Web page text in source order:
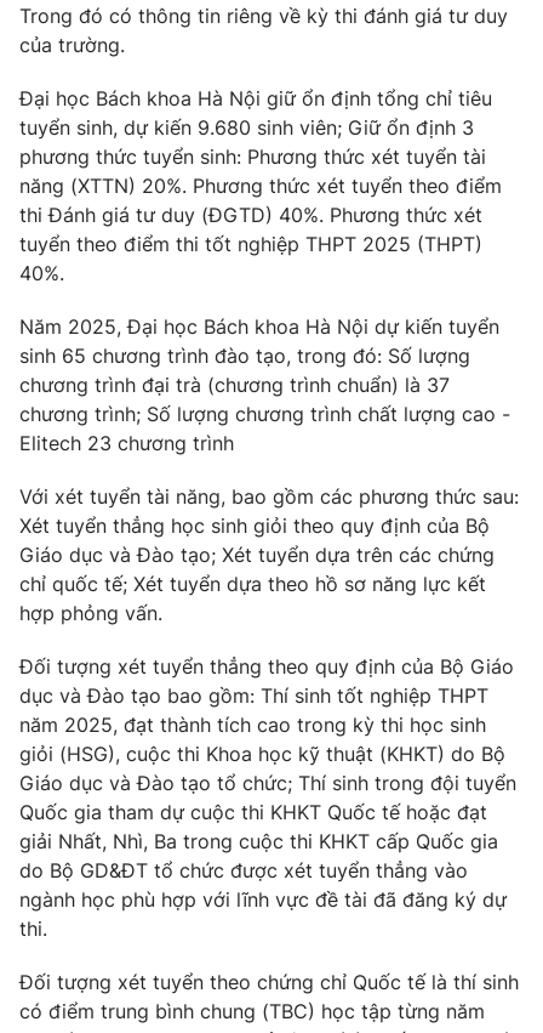
Phim VTV
Nhân vật
Khán giả
Giải sao mai
Giải trí
Điện ảnh
Âm nhạc
Sao
Đời sống
Du lịch
Làm đẹp
Chất lượng cuộc sống
Giáo dục
Tuyển sinh
Học trực tuyến
Công nghệ
Sản phẩm
Thị trường
Tư vấn
Giao lưu trực tuyến
Lịch phát sóng
Chuyên mục khác
Emagazine Podcast
Photo
Video Shorts video
VTV Money VTV Thể thao
VTV Sức khoẻ Bất động sản
Thị trường 24h Tấm lòng Việt
VTV9 VTV8
Trong đó có thông tin riêng về kỳ thi đánh giá tư duy
của trường.
Đại học Bách khoa Hà Nội giữ ổn định tổng chỉ tiêu
tuyển sinh, dự kiến 9.680 sinh viên; Giữ ổn định 3
phương thức tuyển sinh: Phương thức xét tuyển tài
năng (XTTN) 20%. Phương thức xét tuyển theo điểm
thi Đánh giá tư duy (ĐGTD) 40%. Phương thức xét
tuyển theo điểm thi tốt nghiệp THPT 2025 (THPT)
40%.
Năm 2025, Đại học Bách khoa Hà Nội dự kiến tuyển
sinh 65 chương trình đào tạo, trong đó: Số lượng
chương trình đại trà (chương trình chuẩn) là 37
chương trình; Số lượng chương trình chất lượng cao -
Elitech 23 chương trình
Với xét tuyển tài năng, bao gồm các phương thức sau:
Xét tuyển thẳng học sinh giỏi theo quy định của Bộ
Giáo dục và Đào tạo; Xét tuyển dựa trên các chứng
chỉ quốc tế; Xét tuyển dựa theo hồ sơ năng lực kết
hợp phỏng vấn.
Đối tượng xét tuyển thẳng theo quy định của Bộ Giáo
dục và Đào tạo bao gồm: Thí sinh tốt nghiệp THPT
năm 2025, đạt thành tích cao trong kỳ thi học sinh
giỏi (HSG), cuộc thi Khoa học kỹ thuật (KHKT) do Bộ
Giáo dục và Đào tạo tổ chức; Thí sinh trong đội tuyển
Quốc gia tham dự cuộc thi KHKT Quốc tế hoặc đạt
giải Nhất, Nhì, Ba trong cuộc thi KHKT cấp Quốc gia
do Bộ GD&ĐT tổ chức được xét tuyển thẳng vào
ngành học phù hợp với lĩnh vực đề tài đã đăng ký dự
thi.
Đối tượng xét tuyển theo chứng chỉ Quốc tế là thí sinh
có điểm trung bình chung (TBC) học tập từng năm